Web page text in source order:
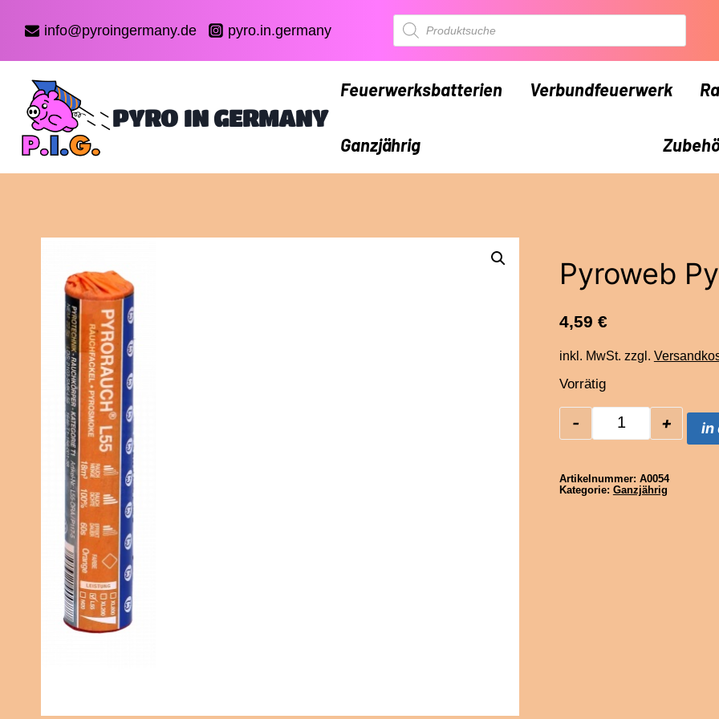
Inhalt
springen
info@pyroingermany.de pyro.in.germany
Products
search
PYRO IN GERMANY
Feuerwerksbatterien Verbundfeuerwerk
Ganzjährig
Pyroweb
4,59 €
inkl. MwSt. zzgl.
Vorrätig
Pyroweb
- + in
Artikelnummer: A0054
Kategorie: Ganzjährig